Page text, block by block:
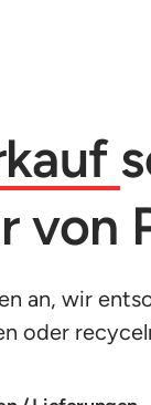
von
an, wir
oder